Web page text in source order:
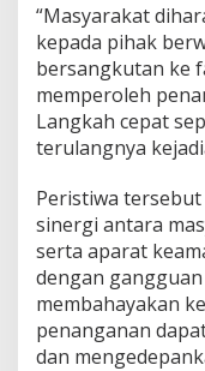
“Masyarakat
kepada pihak
bersangkutan ke
memperoleh
Langkah cepat
terulangnya
Peristiwa
sinergi antara
serta aparat
dengan
membahayakan
penanganan
dan